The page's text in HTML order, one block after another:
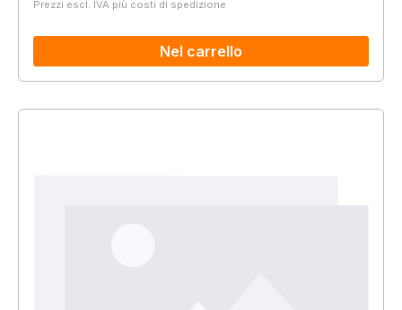
Prezzi escl. IVA più costi di spedizione
Nel carrello